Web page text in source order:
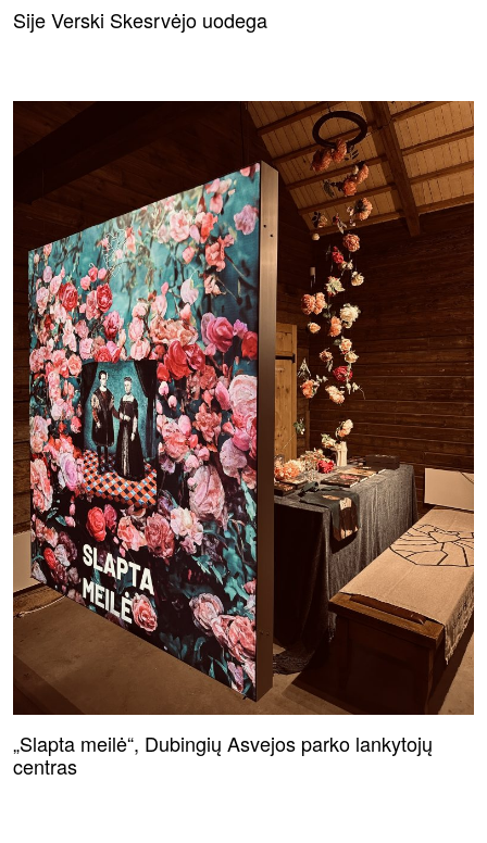
Sije Verski Skesrvėjo uodega
„Slapta meilė“, Dubingių Asvejos parko lankytojų
centras